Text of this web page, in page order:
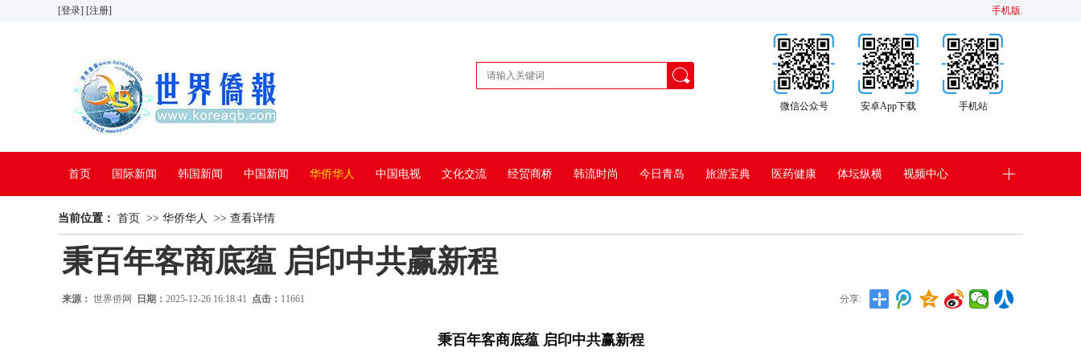
[登录] [注册] 手机版
手机站
安卓App下载
微信公众号
首页 国际新闻 韩国新闻 中国新闻 华侨华人 中国电视 文化交流 经贸商桥 韩流时尚 今日青岛 旅游宝典 医药健康 体坛纵横 视频中心
看中国 特别报道
当前位置： 首页 >> 华侨华人 >> 查看详情
秉百年客商底蕴 启印中共赢新程
来源： 世界侨网 日期： 2025-12-26 16:18:41 点击： 11661 分享:
秉百年客商底蕴 启印中共赢新程